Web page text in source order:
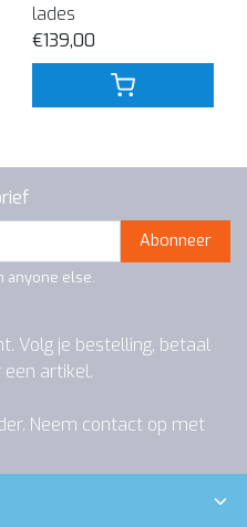
lades
€139,00
Abonneer
anyone else.
Volg je bestelling, betaal
artikel.
Neem contact op met